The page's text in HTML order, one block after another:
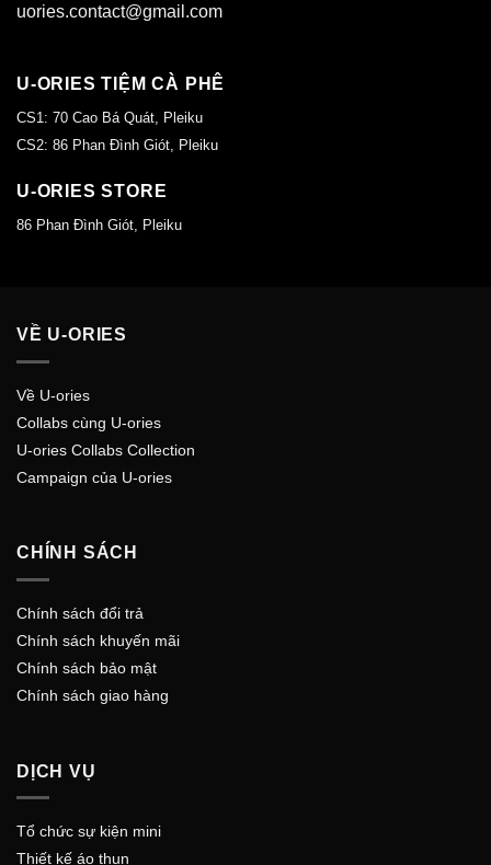
uories.contact@gmail.com
U-ORIES TIỆM CÀ PHÊ
CS1: 70 Cao Bá Quát, Pleiku
CS2: 86 Phan Đình Giót, Pleiku
U-ORIES STORE
86 Phan Đình Giót, Pleiku
VỀ U-ORIES
Về U-ories
Collabs cùng U-ories
U-ories Collabs Collection
Campaign của U-ories
CHÍNH SÁCH
Chính sách đổi trả
Chính sách khuyến mãi
Chính sách bảo mật
Chính sách giao hàng
DỊCH VỤ
Tổ chức sự kiện mini
Thiết kế áo thun